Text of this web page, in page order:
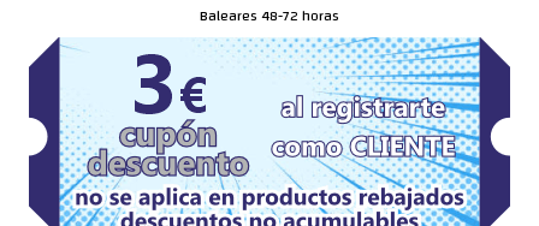
Baleares 48-72 horas